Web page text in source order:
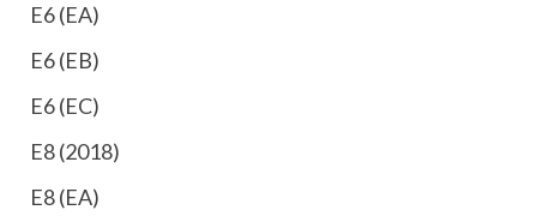
E6 (EA)
E6 (EB)
E6 (EC)
E8 (2018)
E8 (EA)